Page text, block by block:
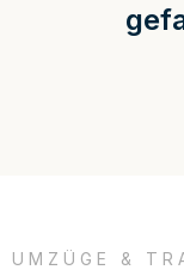
UMZÜGE &